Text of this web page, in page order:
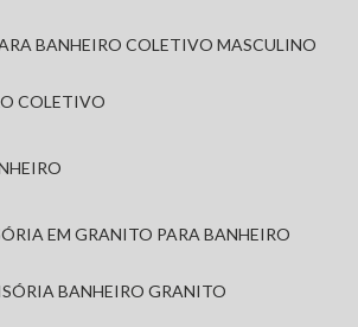
BANHEIRO COLETIVO MASCULINO
COLETIVO
EM GRANITO PARA BANHEIRO
BANHEIRO GRANITO